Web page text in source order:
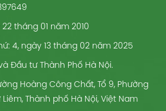
tháng 01 năm 2010
4, ngày 13 tháng 02 năm 2025
Đầu tư Thành Phố Hà Nội.
Hoàng Công Chất, Tổ 9, Phường
Thành phố Hà Nội, Việt Nam